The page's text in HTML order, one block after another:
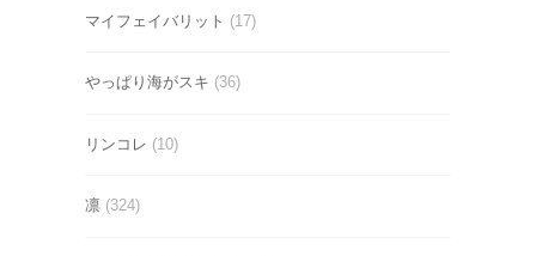
マイフェイバリット (17)
やっぱり海がスキ (36)
リンコレ (10)
凛 (324)